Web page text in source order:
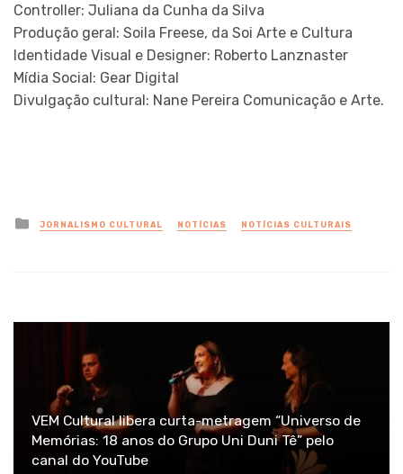
Controller: Juliana da Cunha da Silva
Produção geral: Soila Freese, da Soi Arte e Cultura
Identidade Visual e Designer: Roberto Lanznaster
Mídia Social: Gear Digital
Divulgação cultural: Nane Pereira Comunicação e Arte.
Posted
in
JORNALISMO CULTURAL NOTÍCIAS NOTÍCIAS CULTURAIS
VEM Cultural libera curta-metragem “Universo de
Memórias: 18 anos do Grupo Uni Duni Tê” pelo
canal do YouTube